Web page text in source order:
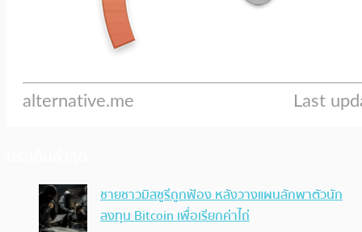
ชายชาวมิสซูรีถูกฟ้อง หลังวางแผนลักพาตัวนัก
ลงทุน Bitcoin เพื่อเรียกค่าไถ่